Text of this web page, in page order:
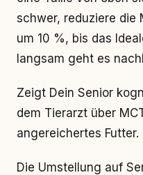
schwer, reduziere die
um 10 %, bis das
langsam geht es
Zeigt Dein Senior
dem Tierarzt über
angereichertes Futter.
Die Umstellung auf